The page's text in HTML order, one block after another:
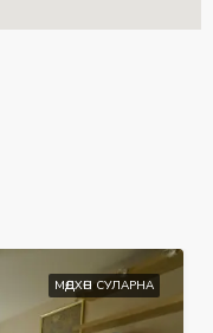
МӨДХӨН СУЛАРНА